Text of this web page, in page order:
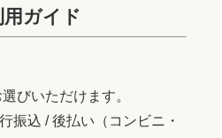
用ガイド
びいただけます。
振込 / 後払い（コンビニ・